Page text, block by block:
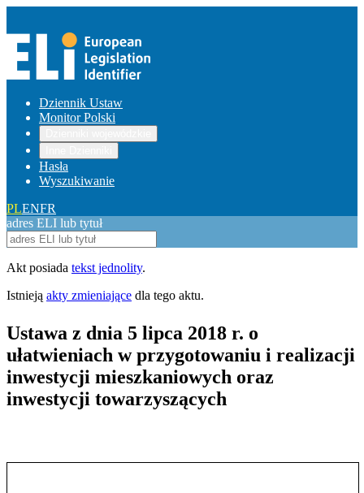
Dziennik Ustaw
Monitor Polski
Hasła
Wyszukiwanie
PLENFR
adres ELI lub tytuł
Akt posiada tekst jednolity.
Istnieją akty zmieniające dla tego aktu.
Ustawa z dnia 5 lipca 2018 r. o
ułatwieniach w przygotowaniu i realizacji
inwestycji mieszkaniowych oraz
inwestycji towarzyszących